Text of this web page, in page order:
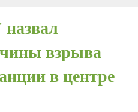
взрыва
в центре